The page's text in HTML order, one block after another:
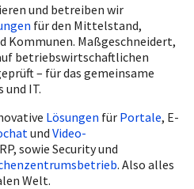
und betreiben wir
für den Mittelstand,
Kommunen. Maßgeschneidert,
betriebswirtschaftlichen
– für das gemeinsame
und IT.
Lösungen für Portale, E-
und Video-
sowie Security und
. Also alles
Welt.